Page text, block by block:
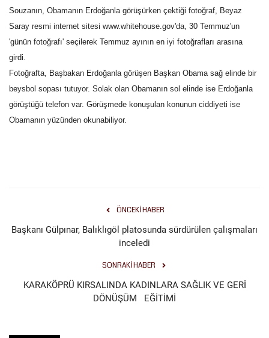
Künye
Yaşam
İletişim
Sağlık
Souzanın, Obamanın Erdoğanla görüşürken çektiği fotoğraf, Beyaz
Saray resmi internet sitesi www.whitehouse.gov'da, 30 Temmuz'un
'günün fotoğrafı' seçilerek Temmuz ayının en iyi fotoğrafları arasına
girdi.
Fotoğrafta, Başbakan Erdoğanla görüşen Başkan Obama sağ elinde bir
beysbol sopası tutuyor. Solak olan Obamanın sol elinde ise Erdoğanla
görüştüğü telefon var. Görüşmede konuşulan konunun ciddiyeti ise
Obamanın yüzünden okunabiliyor.
ÖNCEKI HABER
Başkanı Gülpınar, Balıklıgöl platosunda sürdürülen çalışmaları
inceledi
SONRAKI HABER
KARAKÖPRÜ KIRSALINDA KADINLARA SAĞLIK VE GERİ
DÖNÜŞÜM EĞİTİMİ